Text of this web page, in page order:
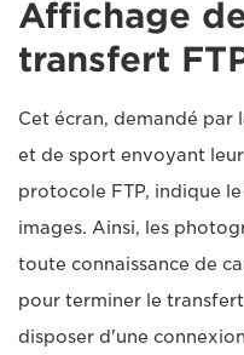
Affichage
transfert
Cet écran, demandé
et de sport envoyant
protocole FTP, indique
images. Ainsi, les
toute connaissance de
pour terminer le
disposer d'une